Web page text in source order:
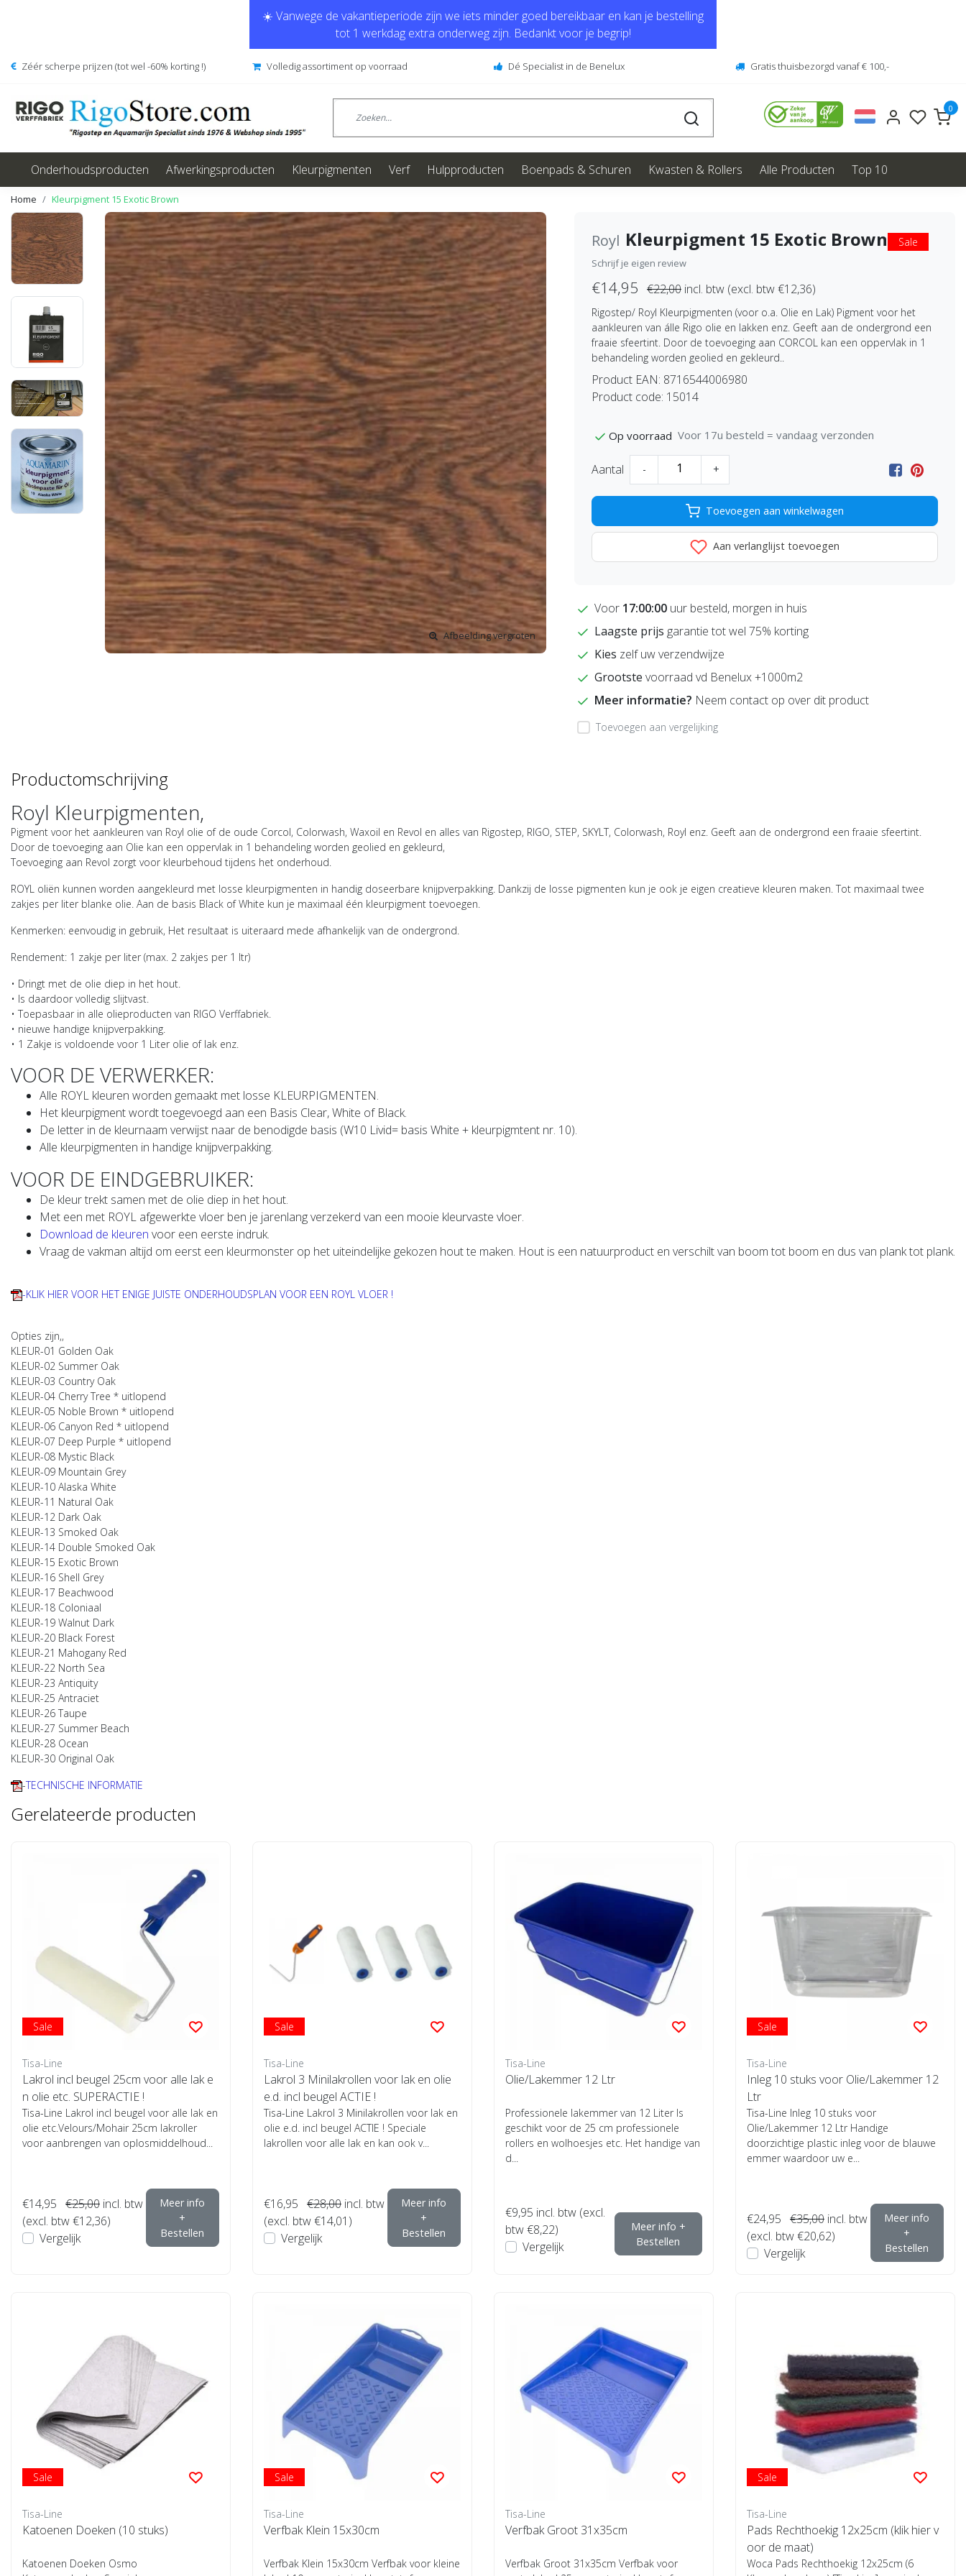
☀️ Vanwege de vakantieperiode zijn we iets minder goed bereikbaar en kan je bestelling
tot 1 werkdag extra onderweg zijn. Bedankt voor je begrip!
Zéér scherpe prijzen (tot wel -60% korting !) Volledig assortiment op voorraad Dé Specialist in de Benelux Gratis thuisbezorgd vanaf € 100,-
0
Onderhoudsproducten Afwerkingsproducten Kleurpigmenten Verf Hulpproducten Boenpads & Schuren Kwasten & Rollers Alle Producten Top 10
Home Kleurpigment 15 Exotic Brown
Afbeelding vergroten
Royl Kleurpigment 15 Exotic Brown Sale
Schrijf je eigen review
€14,95 €22,00 incl. btw (excl. btw €12,36)
Rigostep/ Royl Kleurpigmenten (voor o.a. Olie en Lak) Pigment voor het
aankleuren van álle Rigo olie en lakken enz. Geeft aan de ondergrond een
fraaie sfeertint. Door de toevoeging aan CORCOL kan een oppervlak in 1
behandeling worden geolied en gekleurd..
Product EAN: 8716544006980
Product code: 15014
Op voorraad Voor 17u besteld = vandaag verzonden
Aantal - +
Toevoegen aan winkelwagen
Aan verlanglijst toevoegen
Voor 17:00:00 uur besteld, morgen in huis
Laagste prijs garantie tot wel 75% korting
Kies zelf uw verzendwijze
Grootste voorraad vd Benelux +1000m2
Meer informatie? Neem contact op over dit product
Toevoegen aan vergelijking
Productomschrijving
Royl Kleurpigmenten,
Pigment voor het aankleuren van Royl olie of de oude Corcol, Colorwash, Waxoil en Revol en alles van Rigostep, RIGO, STEP, SKYLT, Colorwash, Royl enz. Geeft aan de ondergrond een fraaie sfeertint.
Door de toevoeging aan Olie kan een oppervlak in 1 behandeling worden geolied en gekleurd,
Toevoeging aan Revol zorgt voor kleurbehoud tijdens het onderhoud.
ROYL oliën kunnen worden aangekleurd met losse kleurpigmenten in handig doseerbare knijpverpakking. Dankzij de losse pigmenten kun je ook je eigen creatieve kleuren maken. Tot maximaal twee
zakjes per liter blanke olie. Aan de basis Black of White kun je maximaal één kleurpigment toevoegen.
Kenmerken: eenvoudig in gebruik, Het resultaat is uiteraard mede afhankelijk van de ondergrond.
Rendement: 1 zakje per liter (max. 2 zakjes per 1 ltr)
• Dringt met de olie diep in het hout.
• Is daardoor volledig slijtvast.
• Toepasbaar in alle olieproducten van RIGO Verffabriek.
• nieuwe handige knijpverpakking.
• 1 Zakje is voldoende voor 1 Liter olie of lak enz.
VOOR DE VERWERKER:
Alle ROYL kleuren worden gemaakt met losse KLEURPIGMENTEN.
Het kleurpigment wordt toegevoegd aan een Basis Clear, White of Black.
De letter in de kleurnaam verwijst naar de benodigde basis (W10 Livid= basis White + kleurpigmtent nr. 10).
Alle kleurpigmenten in handige knijpverpakking.
VOOR DE EINDGEBRUIKER:
De kleur trekt samen met de olie diep in het hout.
Met een met ROYL afgewerkte vloer ben je jarenlang verzekerd van een mooie kleurvaste vloer.
Download de kleuren voor een eerste indruk.
Vraag de vakman altijd om eerst een kleurmonster op het uiteindelijke gekozen hout te maken. Hout is een natuurproduct en verschilt van boom tot boom en dus van plank tot plank.
-KLIK HIER VOOR HET ENIGE JUISTE ONDERHOUDSPLAN VOOR EEN ROYL VLOER !
Opties zijn,,
KLEUR-01 Golden Oak
KLEUR-02 Summer Oak
KLEUR-03 Country Oak
KLEUR-04 Cherry Tree * uitlopend
KLEUR-05 Noble Brown * uitlopend
KLEUR-06 Canyon Red * uitlopend
KLEUR-07 Deep Purple * uitlopend
KLEUR-08 Mystic Black
KLEUR-09 Mountain Grey
KLEUR-10 Alaska White
KLEUR-11 Natural Oak
KLEUR-12 Dark Oak
KLEUR-13 Smoked Oak
KLEUR-14 Double Smoked Oak
KLEUR-15 Exotic Brown
KLEUR-16 Shell Grey
KLEUR-17 Beachwood
KLEUR-18 Coloniaal
KLEUR-19 Walnut Dark
KLEUR-20 Black Forest
KLEUR-21 Mahogany Red
KLEUR-22 North Sea
KLEUR-23 Antiquity
KLEUR-25 Antraciet
KLEUR-26 Taupe
KLEUR-27 Summer Beach
KLEUR-28 Ocean
KLEUR-30 Original Oak
-TECHNISCHE INFORMATIE
Gerelateerde producten
Sale
Tisa-Line
Lakrol incl beugel 25cm voor alle lak e
n olie etc. SUPERACTIE !
Tisa-Line Lakrol incl beugel voor alle lak en
olie etc.Velours/Mohair 25cm lakroller
voor aanbrengen van oplosmiddelhoud...
€14,95 €25,00 incl. btw
(excl. btw €12,36)
Vergelijk
Meer info
+
Bestellen
Sale
Tisa-Line
Lakrol 3 Minilakrollen voor lak en olie
e.d. incl beugel ACTIE !
Tisa-Line Lakrol 3 Minilakrollen voor lak en
olie e.d. incl beugel ACTIE ! Speciale
lakrollen voor alle lak en kan ook v...
€16,95 €28,00 incl. btw
(excl. btw €14,01)
Vergelijk
Meer info
+
Bestellen
Tisa-Line
Olie/Lakemmer 12 Ltr
Professionele lakemmer van 12 Liter Is
geschikt voor de 25 cm professionele
rollers en wolhoesjes etc. Het handige van
d...
€9,95 incl. btw (excl.
btw €8,22)
Vergelijk
Meer info +
Bestellen
Sale
Tisa-Line
Inleg 10 stuks voor Olie/Lakemmer 12
Ltr
Tisa-Line Inleg 10 stuks voor
Olie/Lakemmer 12 Ltr Handige
doorzichtige plastic inleg voor de blauwe
emmer waardoor uw e...
€24,95 €35,00 incl. btw
(excl. btw €20,62)
Vergelijk
Meer info
+
Bestellen
Sale
Tisa-Line
Katoenen Doeken (10 stuks)
Katoenen Doeken Osmo
Sale
Tisa-Line
Verfbak Klein 15x30cm
Verfbak Klein 15x30cm Verfbak voor kleine
Tisa-Line
Verfbak Groot 31x35cm
Verfbak Groot 31x35cm Verfbak voor
Sale
Tisa-Line
Pads Rechthoekig 12x25cm (klik hier v
oor de maat)
Woca Pads Rechthoekig 12x25cm (6